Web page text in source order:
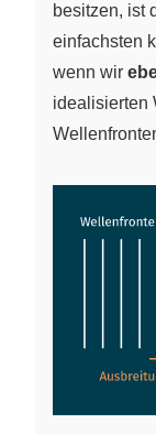
besitzen, ist
einfachsten
wenn wir
idealisierten